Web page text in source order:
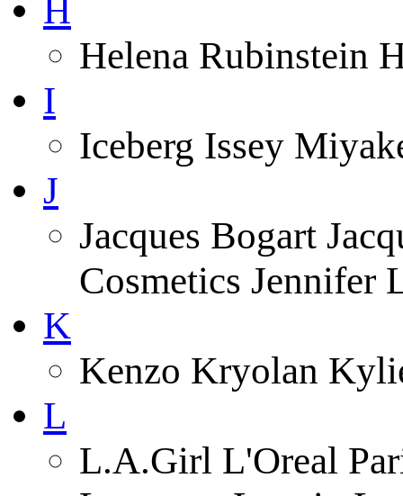
H
Helena Rubinstein
I
Iceberg Issey
J
Jacques Bogart
Cosmetics Jennifer
K
Kenzo Kryolan
L
L.A.Girl L'Oreal